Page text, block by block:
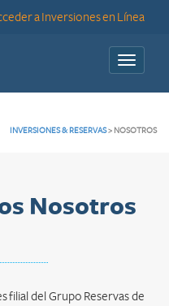
a Inversiones en Línea
Toggle
INVERSIONES & RESERVAS> NOSOTROS
Nosotros
filial del Grupo Reservas de